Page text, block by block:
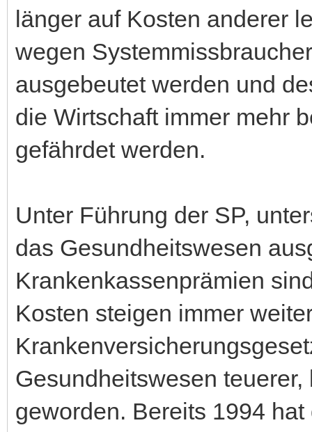
länger auf Kosten anderer
wegen
ausgebeutet werden und
die Wirtschaft immer mehr
gefährdet werden.
Unter Führung der SP,
das Gesundheitswesen
Krankenkassenprämien
Kosten steigen immer
Gesundheitswesen
geworden. Bereits 1994